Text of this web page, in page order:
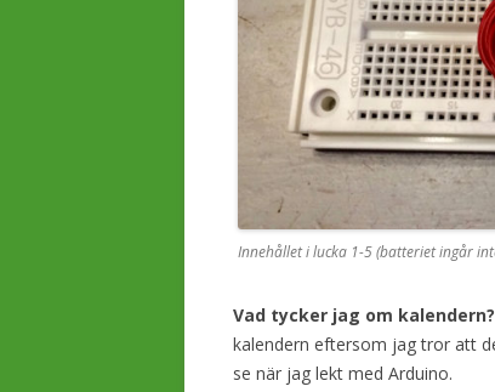
Innehållet i lucka 1-5 (batteriet ingår
Vad tycker jag om
kalendern eftersom jag tror att
se när jag lekt med Arduino.